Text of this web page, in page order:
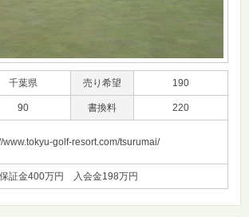
千葉県 売り希望 190
90 書換料 220
www.tokyu-golf-resort.com/tsurumai/
証金400万円 入会金198万円